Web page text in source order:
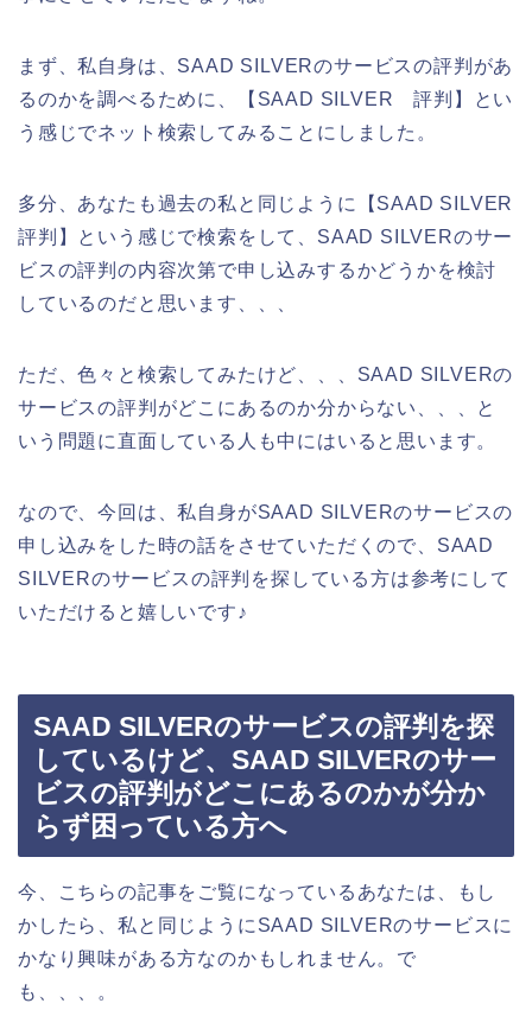
まず、私自身は、SAAD SILVERのサービスの評判があ
るのかを調べるために、【SAAD SILVER 評判】とい
う感じでネット検索してみることにしました。
多分、あなたも過去の私と同じように【SAAD SILVER
評判】という感じで検索をして、SAAD SILVERのサー
ビスの評判の内容次第で申し込みするかどうかを検討
しているのだと思います、、、
ただ、色々と検索してみたけど、、、SAAD SILVERの
サービスの評判がどこにあるのか分からない、、、と
いう問題に直面している人も中にはいると思います。
なので、今回は、私自身がSAAD SILVERのサービスの
申し込みをした時の話をさせていただくので、SAAD
SILVERのサービスの評判を探している方は参考にして
いただけると嬉しいです♪
SAAD SILVERのサービスの評判を探
しているけど、SAAD SILVERのサー
ビスの評判がどこにあるのかが分か
らず困っている方へ
今、こちらの記事をご覧になっているあなたは、もし
かしたら、私と同じようにSAAD SILVERのサービスに
かなり興味がある方なのかもしれません。で
も、、、。